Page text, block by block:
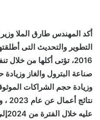
أكد المهندس طارق الملا وزير
التطوير والتحديث التى
2016، تؤتى أكلها من
صناعة البترول والغاز
وزيادة حجم الشراكات